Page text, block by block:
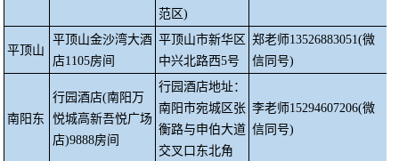
范区)
平顶山
平顶山金沙湾大酒
店1105房间
平顶山市新华区
中兴北路西5号
郑老师13526883051(微
信同号)
南阳东
行园酒店(南阳万
悦城高新吾悦广场
店)9888房间
行园酒店地址：
南阳市宛城区张
衡路与申伯大道
交叉口东北角
李老师15294607206(微
信同号)